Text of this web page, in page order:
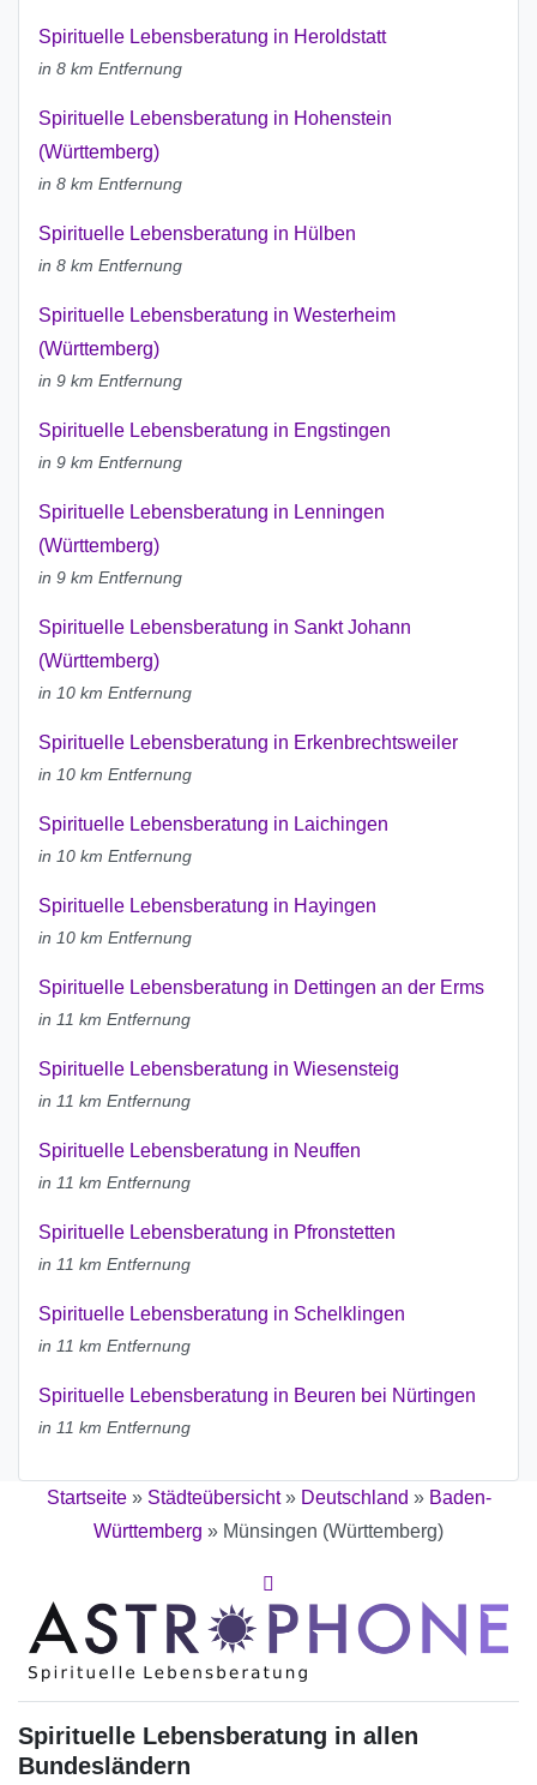
Spirituelle Lebensberatung in Heroldstatt
in 8 km Entfernung
Spirituelle Lebensberatung in Hohenstein
(Württemberg)
in 8 km Entfernung
Spirituelle Lebensberatung in Hülben
in 8 km Entfernung
Spirituelle Lebensberatung in Westerheim
(Württemberg)
in 9 km Entfernung
Spirituelle Lebensberatung in Engstingen
in 9 km Entfernung
Spirituelle Lebensberatung in Lenningen
(Württemberg)
in 9 km Entfernung
Spirituelle Lebensberatung in Sankt Johann
(Württemberg)
in 10 km Entfernung
Spirituelle Lebensberatung in Erkenbrechtsweiler
in 10 km Entfernung
Spirituelle Lebensberatung in Laichingen
in 10 km Entfernung
Spirituelle Lebensberatung in Hayingen
in 10 km Entfernung
Spirituelle Lebensberatung in Dettingen an der Erms
in 11 km Entfernung
Spirituelle Lebensberatung in Wiesensteig
in 11 km Entfernung
Spirituelle Lebensberatung in Neuffen
in 11 km Entfernung
Spirituelle Lebensberatung in Pfronstetten
in 11 km Entfernung
Spirituelle Lebensberatung in Schelklingen
in 11 km Entfernung
Spirituelle Lebensberatung in Beuren bei Nürtingen
in 11 km Entfernung
Startseite» Städteübersicht» Deutschland » Baden-
Württemberg » Münsingen (Württemberg)
Spirituelle Lebensberatung in allen
Bundesländern